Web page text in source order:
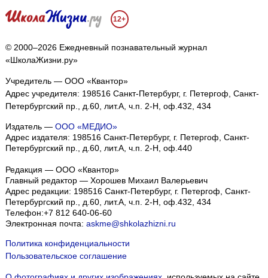
12+
© 2000–2026 Ежедневный познавательный журнал
«ШколаЖизни.ру»
Учредитель — ООО «Квантор»
Адрес учредителя: 198516 Санкт-Петербург, г. Петергоф, Санкт-
Петербургский пр., д.60, лит.А, ч.п. 2-Н, оф.432, 434
Издатель — ООО «МЕДИО»
Адрес издателя: 198516 Санкт-Петербург, г. Петергоф, Санкт-
Петербургский пр., д.60, лит.А, ч.п. 2-Н, оф.440
Редакция — ООО «Квантор»
Главный редактор — Хорошев Михаил Валерьевич
Адрес редакции: 198516 Санкт-Петербург, г. Петергоф Санкт-
Петербургский пр., д.60, лит.А, ч.п. 2-Н, оф.432, 434
Телефон:+7 812 640-06-60
Электронная почта: askme@shkolazhizni.ru
Политика конфиденциальности
Пользовательское соглашение